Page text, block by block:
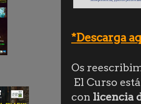
*Descarga
Os
El Curso
con licencia